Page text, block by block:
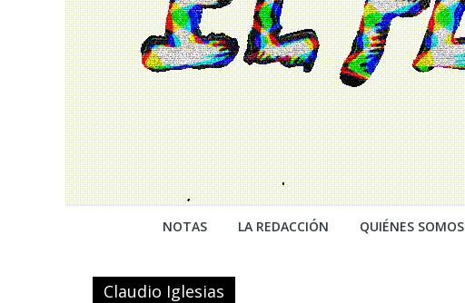
NOTAS LA REDACCIÓN QUIÉNES SOMOS
Claudio Iglesias